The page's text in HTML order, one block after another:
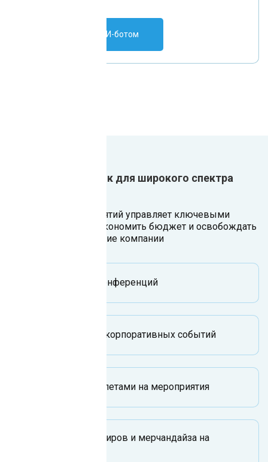
Поговорить с ИИ-ботом
Один ИИ-сотрудник для широкого спектра
Чат-бот для мероприятий управляет ключевыми
процессами, чтобы экономить бюджет и освобождать
Ваш ресурс на развитие компании
Организация конференций
Планирование корпоративных событий
Управление билетами на мероприятия
Продажа сувениров и мерчандайза на